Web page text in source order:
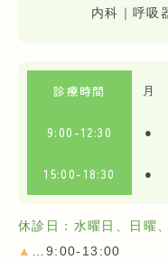
内科｜呼吸
診療時間 月
9:00-12:30 ●
15:00-18:30 ●
休診日：水曜日、日曜
▲
…9:00-13:00